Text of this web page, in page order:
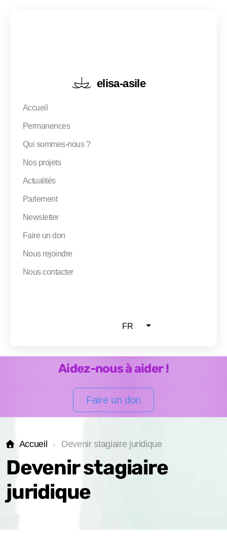
elisa-asile
Accueil
Permanences
Qui sommes-nous ?
Nos projets
Actualités
Parlement
Newsletter
Faire un don
Nous rejoindre
Nous contacter
FR
Aidez-nous à aider !
Faire un don
Accueil Devenir stagiaire juridique
Devenir stagiaire
juridique
Equipe
Comité
Rapports d'activité
Projet Réunir
Formation réunir
Devenir bénévole